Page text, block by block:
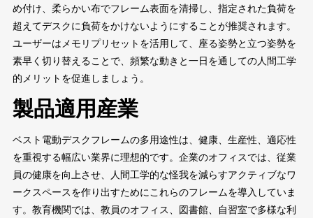
め付け、柔らかい布でフレーム表面を清掃し、指定された負荷を
超えてデスクに負荷をかけないようにすることが推奨されます。
ユーザーはメモリプリセットを活用して、座る姿勢と立つ姿勢を
素早く切り替えることで、頻繁な動きと一日を通しての人間工学
的メリットを促進しましょう。
製品適用産業
ベスト電動デスクフレームの多用途性は、健康、生産性、適応性
を重視する幅広い業界に理想的です。企業のオフィスでは、従業
員の健康を向上させ、人間工学的な怪我を減らすアクティブなワ
ークスペースを作り出すためにこれらのフレームを導入していま
す。教育機関では、教員のオフィス、図書館、自習室で多様な利